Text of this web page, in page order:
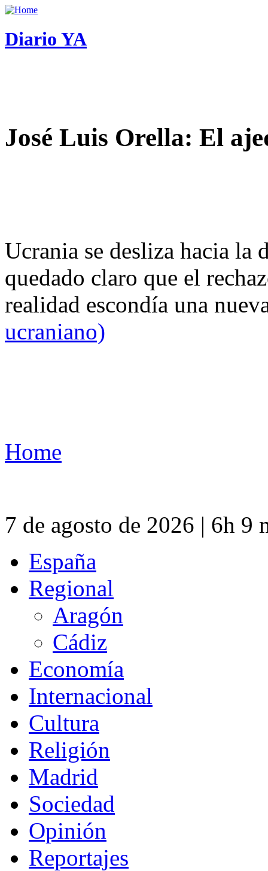
Diario YA
José Luis Orella: El
Ucrania se desliza hacia
quedado claro que el
realidad escondía una
ucraniano)
Home
7 de agosto de 2026 | 6h 9
España
Regional
Aragón
Cádiz
Economía
Internacional
Cultura
Religión
Madrid
Sociedad
Opinión
Reportajes